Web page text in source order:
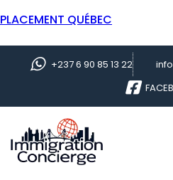
PLACEMENT QUÉBEC
+237 6 90 85 13 22